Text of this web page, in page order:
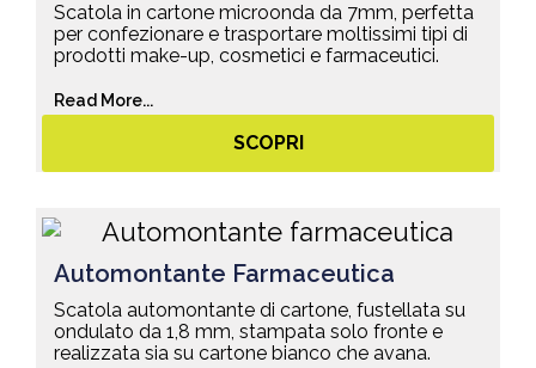
Scatola in cartone microonda da 7mm, perfetta
per confezionare e trasportare moltissimi tipi di
prodotti make-up, cosmetici e farmaceutici.
Read More...
SCOPRI
Automontante Farmaceutica
Scatola automontante di cartone, fustellata su
ondulato da 1,8 mm, stampata solo fronte e
realizzata sia su cartone bianco che avana.